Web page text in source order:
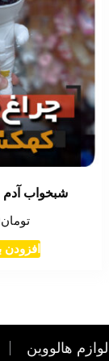
شبخواب
تومان
افزودن
لوازم هالووین